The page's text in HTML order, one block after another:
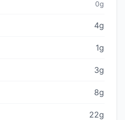
0g
4g
1g
3g
8g
22g